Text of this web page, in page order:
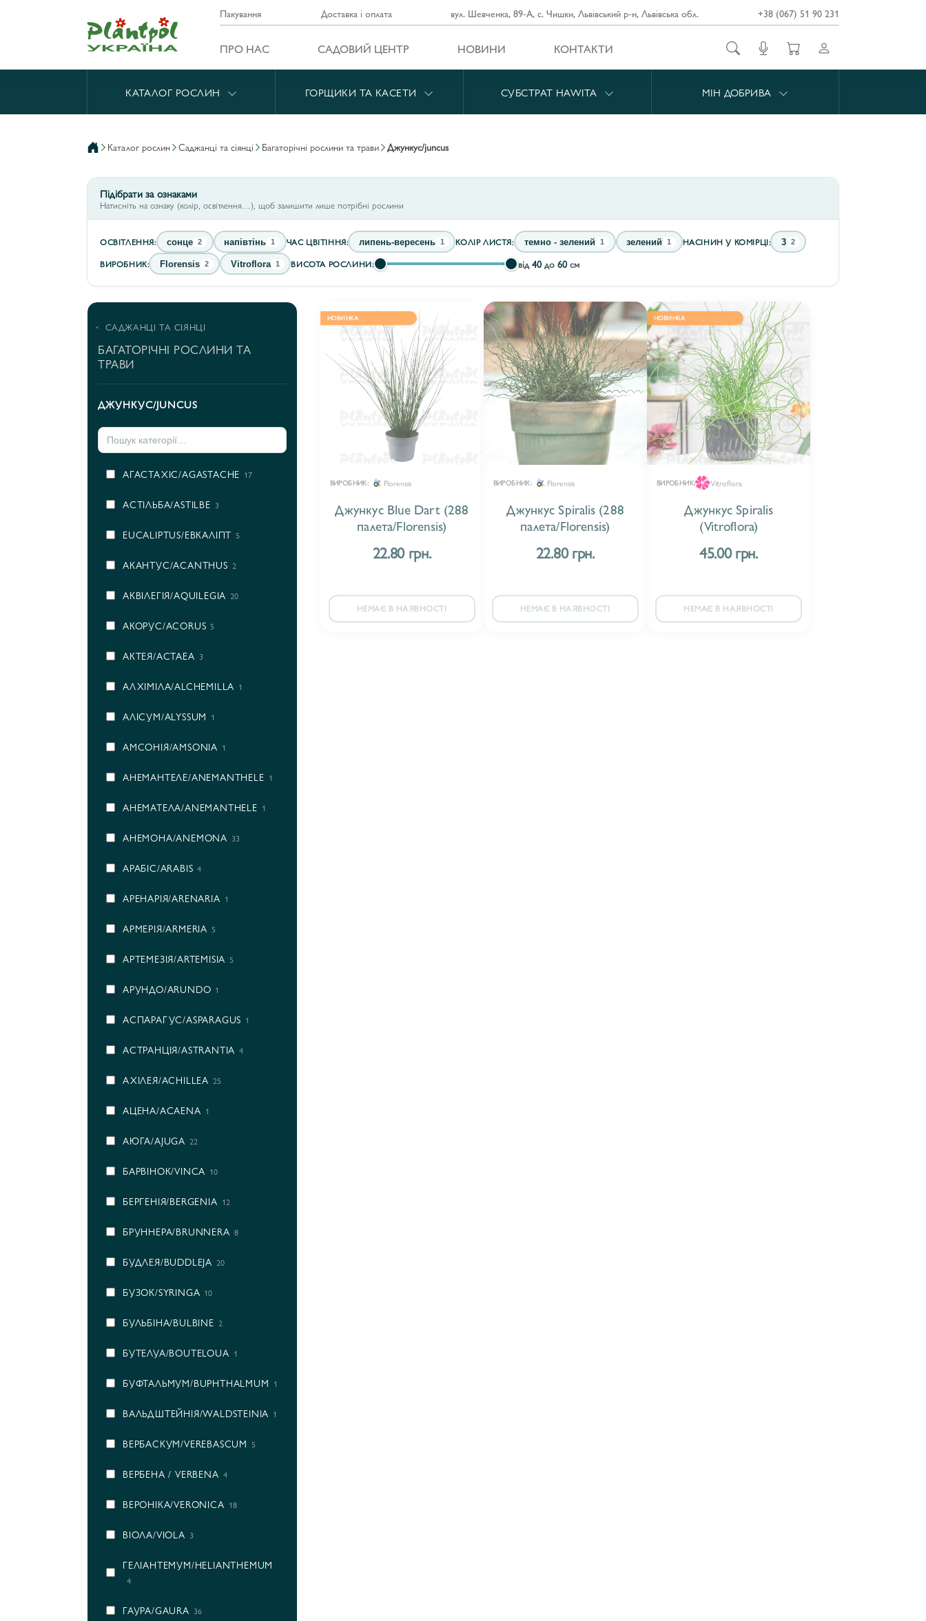
Пакування Доставка і оплата вул. Шевченка, 89-А, с. Чишки, Львівський р-н, Львівська обл. +38 (067) 51 90 231
ПРО НАС САДОВИЙ ЦЕНТР НОВИНИ КОНТАКТИ
КАТАЛОГ РОСЛИН ГОРЩИКИ ТА КАСЕТИ СУБСТРАТ HAWITA МІН ДОБРИВА
каталог рослин саджанці та сіянці багаторічні рослини та трави джункус/juncus
Підібрати за ознаками
Натисніть на ознаку (колір, освітлення…), щоб залишити лише потрібні рослини
ОСВІТЛЕННЯ: сонце 2 напівтінь 1 ЧАС ЦВІТІННЯ: липень-вересень 1 КОЛІР ЛИСТЯ: темно - зелений 1 зелений 1 НАСІНИН У КОМІРЦІ: 3 2
ВИРОБНИК: Florensis 2 Vitroflora 1 ВИСОТА РОСЛИНИ: від40 до60 см
САДЖАНЦІ ТА СІЯНЦІ
БАГАТОРІЧНІ РОСЛИНИ ТА
ТРАВИ
ДЖУНКУС/JUNCUS
AГАСТАХІС/AGASTACHE 17
AСТІЛЬБА/ASTILBE 3
EUCALIPTUS/ЕВКАЛІПТ 5
АКАНТУС/ACANTHUS 2
АКВІЛЕГІЯ/AQUILEGIA 20
АКОРУС/ACORUS 5
АКТЕЯ/ACTAEA 3
АЛХІМІЛА/ALCHEMILLA 1
АЛІСУМ/ALYSSUM 1
АМСОНІЯ/AMSONIA 1
АНЕМАНТЕЛЕ/ANEMANTHELE 1
АНЕМАТЕЛА/ANEMANTHELE 1
АНЕМОНА/ANEMONA 33
АРАБІС/ARABIS 4
АРЕНАРІЯ/ARENARIA 1
АРМЕРІЯ/ARMERIA 5
АРТЕМЕЗІЯ/ARTEMISIA 5
АРУНДО/ARUNDO 1
АСПАРАГУС/ASPARAGUS 1
АСТРАНЦІЯ/ASTRANTIA 4
АХІЛЕЯ/ACHILLEA 25
АЦЕНА/ACAENA 1
АЮГА/AJUGA 22
БАРВІНОК/VINCA 10
БЕРГЕНІЯ/BERGENIA 12
БРУННЕРА/BRUNNERA 8
БУДЛЕЯ/BUDDLEJA 20
БУЗОК/SYRINGA 10
БУЛЬБІНА/BULBINE 2
БУТЕЛУА/BOUTELOUA 1
БУФТАЛЬМУМ/BUPHTHALMUM 1
ВАЛЬДШТЕЙНІЯ/WALDSTEINIA 1
ВЕРБАСКУМ/VEREBASCUM 5
ВЕРБЕНА / VERBENA 4
ВЕРОНІКА/VERONICA 18
ВІОЛА/VIOLA 3
ГEЛІАНТЕМУМ/HELIANTHEMUM
4
ГАУРА/GAURA 36
НОВИНКА
ВИРОБНИК: Florensis
Джункус Blue Dart (288
палета/Florensis)
22.80 грн.
НЕМАЄ В НАЯВНОСТІ
ВИРОБНИК: Florensis
Джункус Spiralis (288
палета/Florensis)
22.80 грн.
НЕМАЄ В НАЯВНОСТІ
НОВИНКА
ВИРОБНИК: Vitroflora
Джункус Spiralis
(Vitroflora)
45.00 грн.
НЕМАЄ В НАЯВНОСТІ